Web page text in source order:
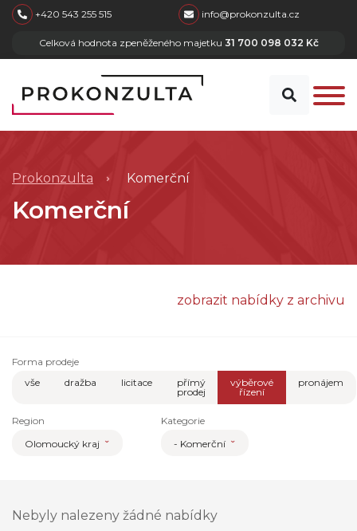
skip to main content
+420 543 255 515 info@prokonzulta.cz
Celková hodnota zpeněženého majetku 31 700 098 032 Kč
Prokonzulta Komerční
Komerční
zobrazit nabídky z archivu
Forma prodeje
vše
dražba licitace
přímý
prodej
výběrové
řízení
pronájem
Region
Olomoucký kraj
Kategorie
- Komerční
Nebyly nalezeny žádné nabídky